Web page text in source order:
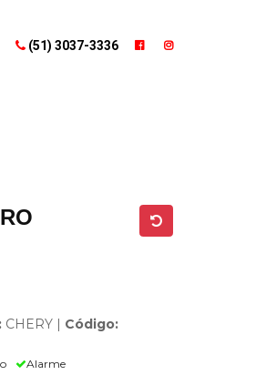
(51) 3037-3336
CHERY | Código:
Alarme